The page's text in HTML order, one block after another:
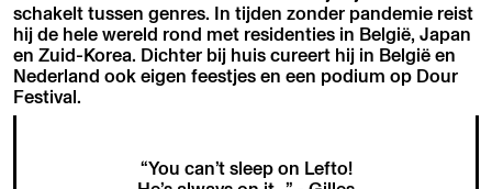
schakelt tussen genres. In tijden zonder pandemie reist
hij de hele wereld rond met residenties in België, Japan
en Zuid-Korea. Dichter bij huis cureert hij in België en
Nederland ook eigen feestjes en een podium op Dour
Festival.
“You can’t sleep on Lefto!